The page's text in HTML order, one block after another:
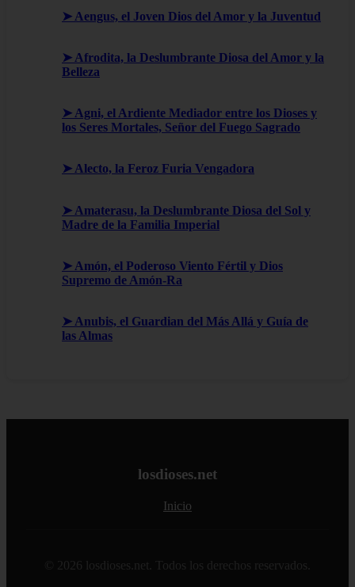
➤ Aengus, el Joven Dios del Amor y la Juventud
➤ Afrodita, la Deslumbrante Diosa del Amor y la
Belleza
➤ Agni, el Ardiente Mediador entre los Dioses y
los Seres Mortales, Señor del Fuego Sagrado
➤ Alecto, la Feroz Furia Vengadora
➤ Amaterasu, la Deslumbrante Diosa del Sol y
Madre de la Familia Imperial
➤ Amón, el Poderoso Viento Fértil y Dios
Supremo de Amón-Ra
➤ Anubis, el Guardian del Más Allá y Guía de
las Almas
losdioses.net
Inicio
© 2026 losdioses.net. Todos los derechos reservados.